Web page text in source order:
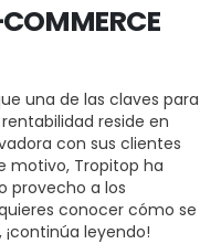
COMMERCE
una de las claves para
reside en
con sus clientes
motivo, Tropitop ha
provecho a los
conocer cómo se
leyendo!